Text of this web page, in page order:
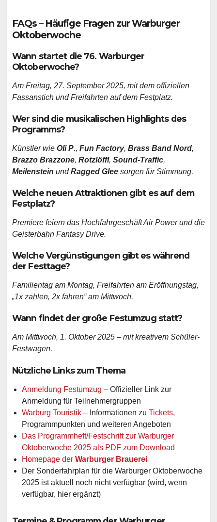
FAQs – Häufige Fragen zur Warburger
Oktoberwoche
Wann startet die 76. Warburger
Oktoberwoche?
Am Freitag, 27. September 2025, mit dem offiziellen
Fassanstich und Freifahrten auf dem Festplatz.
Wer sind die musikalischen Highlights des
Programms?
Künstler wie Oli P., Fun Factory, Brass Band Nord,
Brazzo Brazzone, Rotzlöffl, Sound-Traffic,
Meilenstein undRagged Glee sorgen für Stimmung.
Welche neuen Attraktionen gibt es auf dem
Festplatz?
Premiere feiern das Hochfahrgeschäft Air Power und die
Geisterbahn Fantasy Drive.
Welche Vergünstigungen gibt es während
der Festtage?
Familientag am Montag, Freifahrten am Eröffnungstag,
„1x zahlen, 2x fahren“ am Mittwoch.
Wann findet der große Festumzug statt?
Am Mittwoch, 1. Oktober 2025 – mit kreativem Schüler-
Festwagen.
Nützliche Links zum Thema
Anmeldung Festumzug – Offizieller Link zur
Anmeldung für Teilnehmergruppen
Warburg Touristik – Informationen zu Tickets,
Programmpunkten und weiteren Angeboten
Das Programmheft/Festschrift zur Warburger
Oktoberwoche 2025 als PDF zum Download
Homepage der Warburger Brauerei
Der Sonderfahrplan für die Warburger Oktoberwoche
2025 ist aktuell noch nicht verfügbar (wird, wenn
verfügbar, hier ergänzt)